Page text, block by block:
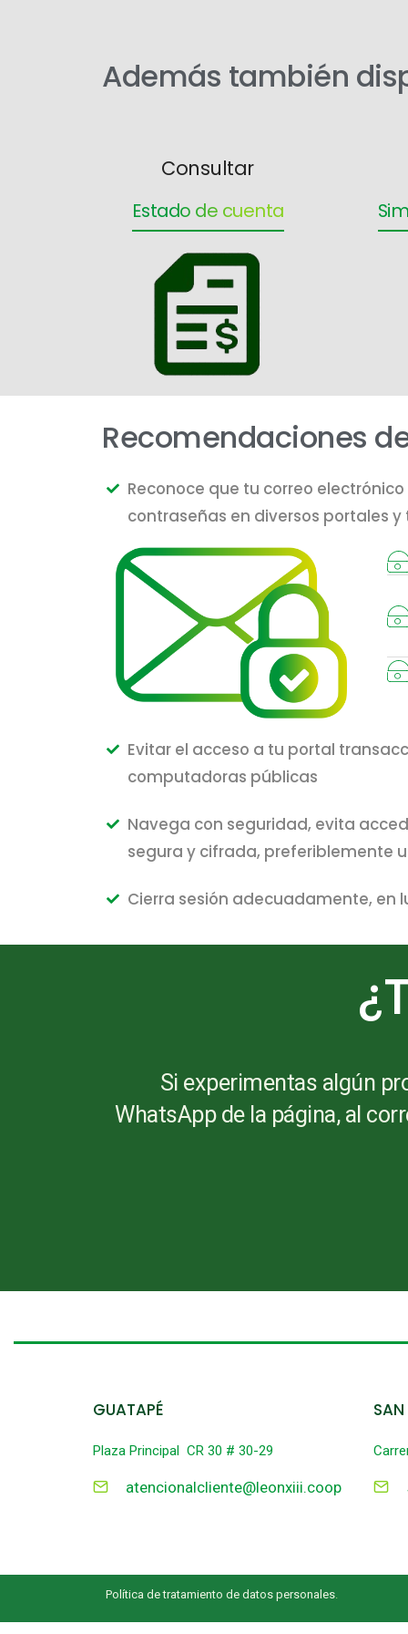
Además también
Consultar
Estado de cuenta
Recomendaciones
Reconoce que tu correo
contraseñas en diversos portales
Evitar el acceso a tu portal
computadoras públicas
Navega con seguridad, evita
segura y cifrada, preferiblemente
Cierra sesión adecuadamente, en
Si experimentas algún
WhatsApp de la página, al
GUATAPÉ
Plaza Principal CR 30 # 30-29
atencionalcliente@leonxiii.coop
SAN
Política de tratamiento de datos personales